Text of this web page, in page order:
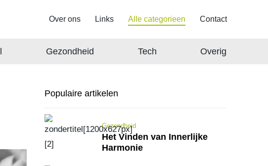
Over ons Links Alle categorieen Contact
Gezondheid Tech Overig
Populaire artikelen
Gezondheid
Het Vinden van Innerlijke
Harmonie